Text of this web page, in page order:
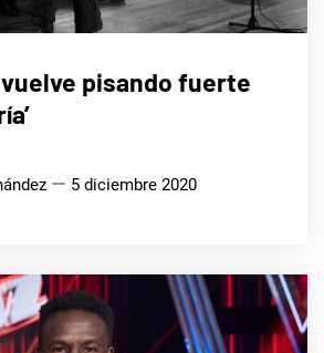
vuelve pisando fuerte
5 diciembre 2020